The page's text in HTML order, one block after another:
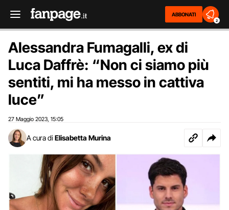
ABBONATI
2
Alessandra Fumagalli, ex di
Luca Daffrè: “Non ci siamo più
sentiti, mi ha messo in cattiva
luce”
27 Maggio 2023 15:05
A cura di Elisabetta Murina